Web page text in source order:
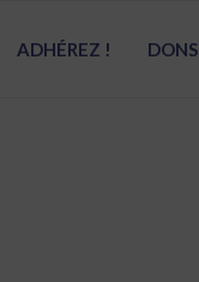
ADHÉREZ ! DONS